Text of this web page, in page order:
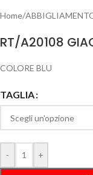
Home/
RT/A20108
COLORE BLU
TAGLIA
- +